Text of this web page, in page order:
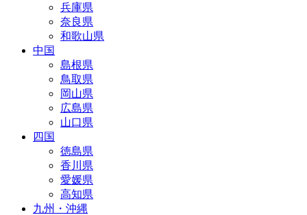
兵庫県
奈良県
和歌山県
中国
島根県
鳥取県
岡山県
広島県
山口県
四国
徳島県
香川県
愛媛県
高知県
九州・沖縄